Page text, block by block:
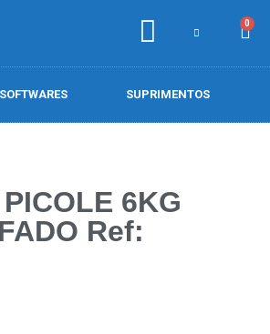
0
SOFTWARES SUPRIMENTOS
6KG
Ref: